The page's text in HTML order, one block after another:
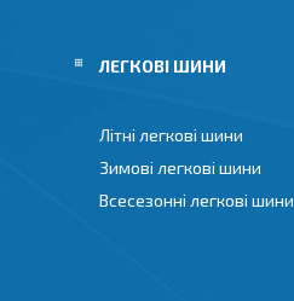
ЛЕГКОВІ ШИНИ
Літні легкові шини
Зимові легкові шини
Всесезонні легкові шини